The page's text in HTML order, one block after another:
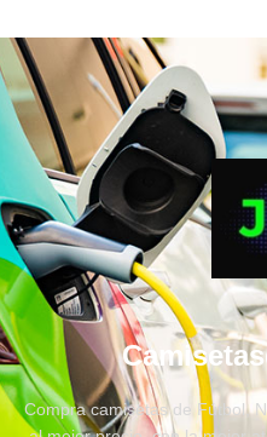
Compra camisetas de Fútbol,